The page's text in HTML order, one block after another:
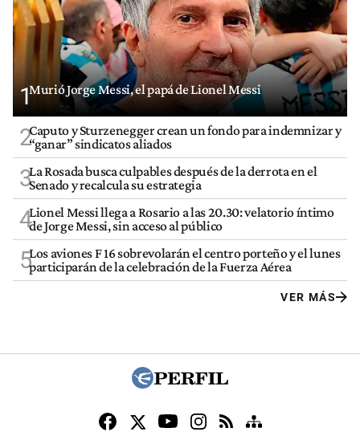
1Murió Jorge Messi, el papá de Lionel Messi
2Caputo y Sturzenegger crean un fondo para indemnizar y
“ganar” sindicatos aliados
3La Rosada busca culpables después de la derrota en el
Senado y recalcula su estrategia
4Lionel Messi llega a Rosario a las 20.30: velatorio íntimo
de Jorge Messi, sin acceso al público
5Los aviones F 16 sobrevolarán el centro porteño y el lunes
participarán de la celebración de la Fuerza Aérea
VER MÁS